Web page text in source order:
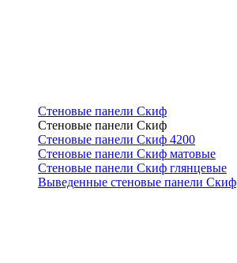
Стеновые панели Скиф
Стеновые панели Скиф
Стеновые панели Скиф 4200
Стеновые панели Скиф матовые
Стеновые панели Скиф глянцевые
Выведенные стеновые панели Скиф